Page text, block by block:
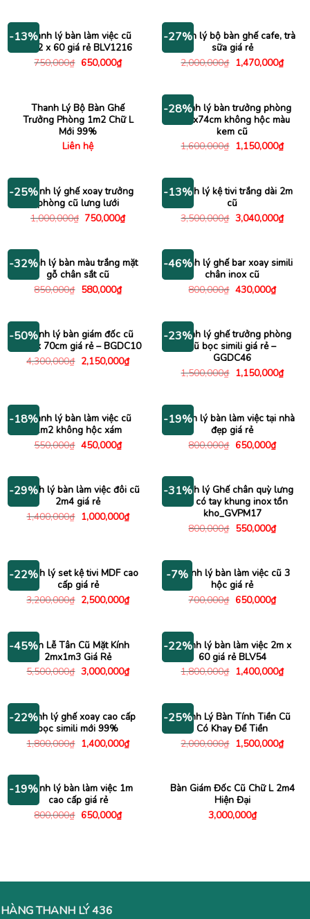
650,000₫.
-13%Thanh lý bàn làm việc cũ
1m2 x 60 giá rẻ BLV1216
750,000₫ Giá
650,000₫Giá
hiện
650,000₫.
-27%
Thanh lý bộ bàn ghế cafe, trà
sữa giá rẻ
2,000,000₫ Giá
gốc
1,470,000₫Giá
hiện
Thanh Lý Bộ Bàn Ghế
Trưởng Phòng 1m2 Chữ L
Mới 99%
Liên hệ
-28%
Thanh lý bàn trưởng phòng
1m6x74cm không hộc màu
kem cũ
1,600,000₫ Giá
gốc
1,150,000₫Giá
hiện
-25%Thanh lý ghế xoay trưởng
phòng cũ lưng lưới
1,000,000₫ Giá
750,000₫Giá
hiện
750,000₫.
-13%
Thanh lý kệ tivi trắng dài 2m
cũ
3,500,000₫ Giá
gốc
3,040,000₫Giá
hiện
-32%
Thanh lý bàn màu trắng mặt
gỗ chân sắt cũ
850,000₫ Giá
580,000₫Giá
hiện
580,000₫.
-46%
Thanh lý ghế bar xoay simili
chân inox cũ
800,000₫ Giá
430,000₫Giá
hiện
-50%
Thanh lý bàn giám đốc cũ
1m4 x 70cm giá rẻ – BGDC10
4,300,000₫ Giá
gốc
2,150,000₫Giá
hiện
-23%
Thanh lý ghế trưởng phòng
cũ bọc simili giá rẻ –
GGDC46
1,500,000₫ Giá
gốc
1,150,000₫Giá
hiện
-18%Thanh lý bàn làm việc cũ
1m2 không hộc xám
550,000₫ Giá
450,000₫Giá
hiện
450,000₫.
-19%
Thanh lý bàn làm việc tại nhà
đẹp giá rẻ
800,000₫ Giá
650,000₫Giá
hiện
-29%
Thanh lý bàn làm việc đôi cũ
2m4 giá rẻ
1,400,000₫ Giá
gốc
1,000,000₫Giá
hiện
-31%
Thanh lý Ghế chân quỳ lưng
lưới có tay khung inox tồn
kho_GVPM17
800,000₫ Giá
550,000₫Giá
hiện
-22%
Thanh lý set kệ tivi MDF cao
cấp giá rẻ
3,200,000₫ Giá
gốc
2,500,000₫Giá
hiện
2,500,000₫.
-7%
Thanh lý bàn làm việc cũ 3
hộc giá rẻ
700,000₫ Giá
650,000₫Giá
hiện
-45%Bàn Lễ Tân Cũ Mặt Kính
2mx1m3 Giá Rẻ
5,500,000₫ Giá
gốc
3,000,000₫Giá
hiện
3,000,000₫.
-22%
Thanh lý bàn làm việc 2m x
60 giá rẻ BLV54
1,800,000₫ Giá
gốc
1,400,000₫Giá
hiện
-22%
Thanh lý ghế xoay cao cấp
bọc simili mới 99%
1,800,000₫ Giá
gốc
1,400,000₫Giá
hiện
-25%
Thanh Lý Bàn Tính Tiền Cũ
Có Khay Để Tiền
2,000,000₫ Giá
gốc
1,500,000₫Giá
hiện
-19%Thanh lý bàn làm việc 1m
cao cấp giá rẻ
800,000₫ Giá
650,000₫Giá
hiện
Bàn Giám Đốc Cũ Chữ L 2m4
Hiện Đại
3,000,000₫
HÀNG THANH LÝ 436